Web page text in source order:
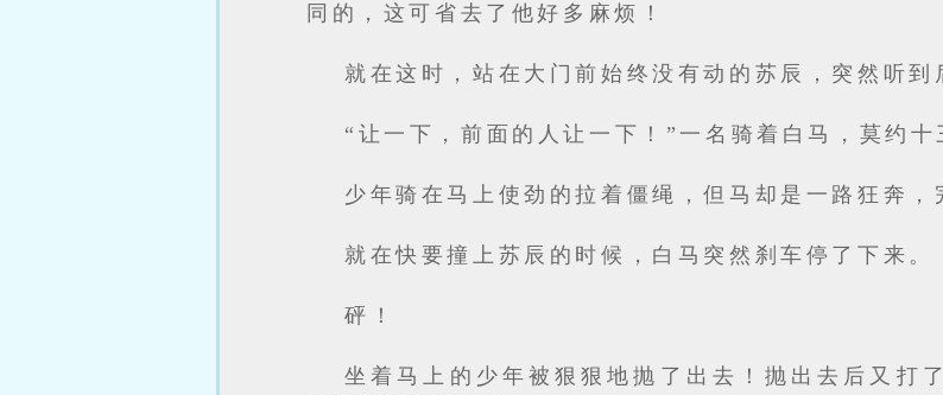
同的，这可省去了他好多麻烦！
就在这时，站在大门前始终没有动的苏辰，突然听到
“让一下，前面的人让一下！”一名骑着白马，莫约十
少年骑在马上使劲的拉着僵绳，但马却是一路狂奔，
就在快要撞上苏辰的时候，白马突然刹车停了下来。
砰！
坐着马上的少年被狠狠地抛了出去！抛出去后又打